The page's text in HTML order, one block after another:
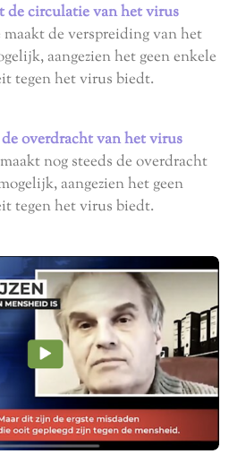
de circulatie van het virus
maakt de verspreiding van het
aangezien het geen enkele
tegen het virus biedt.
overdracht van het virus
nog steeds de overdracht
aangezien het geen
tegen het virus biedt.